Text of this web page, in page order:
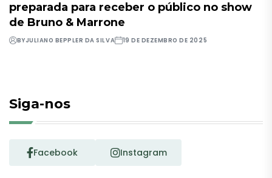
preparada para receber o público no show
de Bruno & Marrone
BYJULIANO BEPPLER DA SILVA 19 DE DEZEMBRO DE 2025
Siga-nos
Facebook Instagram